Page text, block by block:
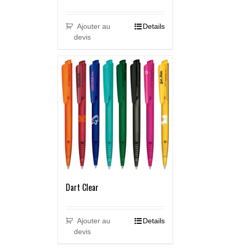
Ajouter au
devis
Details
Dart Clear
Ajouter au
devis
Details